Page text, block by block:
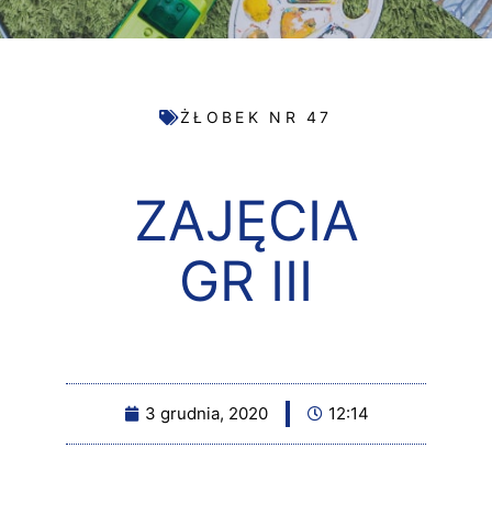
ŻŁOBEK NR 47
ZAJĘCIA
GR III
3 grudnia, 2020 12:14